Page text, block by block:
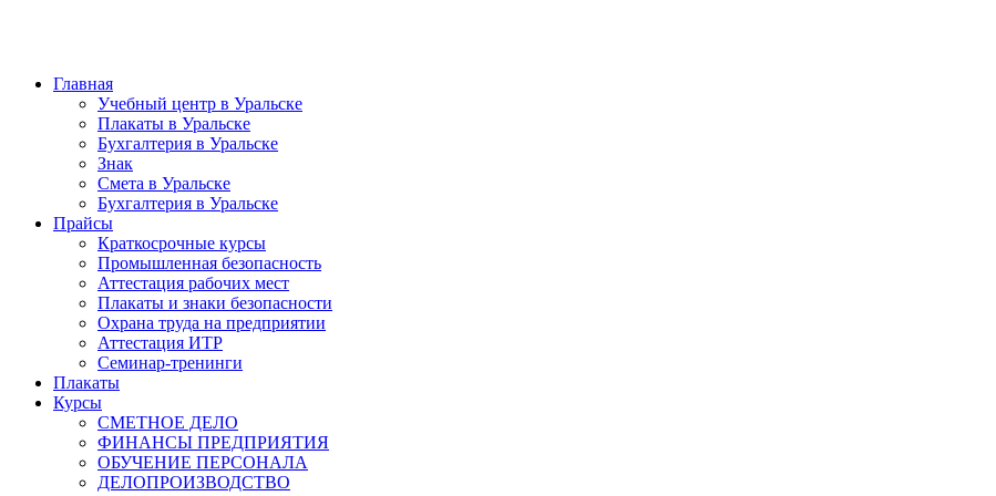
Главная
Учебный центр в Уральске
Плакаты в Уральске
Бухгалтерия в Уральске
Знак
Смета в Уральске
Бухгалтерия в Уральске
Прайсы
Краткосрочные курсы
Промышленная безопасность
Аттестация рабочих мест
Плакаты и знаки безопасности
Охрана труда на предприятии
Аттестация ИТР
Семинар-тренинги
Плакаты
Курсы
СМЕТНОЕ ДЕЛО
ФИНАНСЫ ПРЕДПРИЯТИЯ
ОБУЧЕНИЕ ПЕРСОНАЛА
ДЕЛОПРОИЗВОДСТВО